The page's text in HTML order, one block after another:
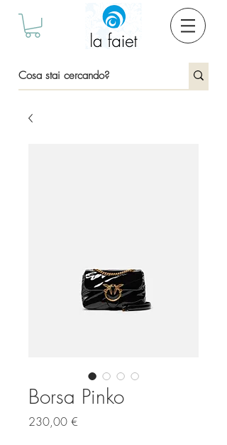
Borsa Pinko
230,00 €